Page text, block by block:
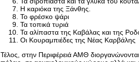
Η καριόκα της Ξάνθης.
Το φρέσκο ψάρι
Τα τοπικά τυριά
Τα αλίπαστα της Καβάλας και της
Οι Κουραμπιέδες της Νέας Καρβάλης
Τέλος, στην Περιφέρειά ΑΜΘ